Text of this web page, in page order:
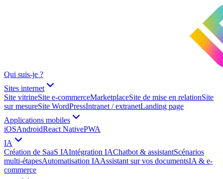
Qui suis-je ?
Sites internet
Site vitrineSite e-commerceMarketplaceSite de mise en relationSite
sur mesureSite WordPressIntranet / extranetLanding page
Applications mobiles
iOSAndroidReact NativePWA
IA
Création de SaaS IAIntégration IAChatbot & assistantScénarios
multi-étapesAutomatisation IAAssistant sur vos documentsIA & e-
commerce